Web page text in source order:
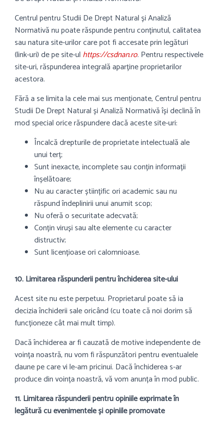
Centrul pentru Studii De Drept Natural și Analiză
Normativă nu poate răspunde pentru conținutul, calitatea
sau natura site-urilor care pot fi accesate prin legături
(link-uri) de pe site-ul https://csdnan.ro. Pentru respectivele
site-uri, răspunderea integrală aparține proprietarilor
acestora.
Fără a se limita la cele mai sus menționate, Centrul pentru
Studii De Drept Natural și Analiză Normativă își declină în
mod special orice răspundere dacă aceste site-uri:
Încalcă drepturile de proprietate intelectuală ale
unui terț;
Sunt inexacte, incomplete sau conțin informații
înșelătoare;
Nu au caracter științific ori academic sau nu
răspund îndeplinirii unui anumit scop;
Nu oferă o securitate adecvată;
Conțin viruși sau alte elemente cu caracter
distructiv;
Sunt licențioase ori calomnioase.
10. Limitarea răspunderii pentru închiderea site-ului
Acest site nu este perpetuu. Proprietarul poate să ia
decizia închiderii sale oricând (cu toate că noi dorim să
funcționeze cât mai mult timp).
Dacă închiderea ar fi cauzată de motive independente de
voința noastră, nu vom fi răspunzători pentru eventualele
daune pe care vi le-am pricinui. Dacă închiderea s-ar
produce din voința noastră, vă vom anunța în mod public.
11. Limitarea răspunderii pentru opiniile exprimate în
legătură cu evenimentele și opiniile promovate